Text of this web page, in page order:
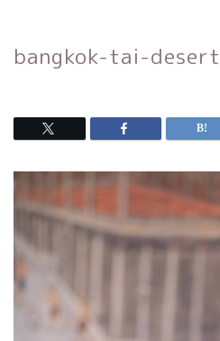
bangkok-tai-desert_